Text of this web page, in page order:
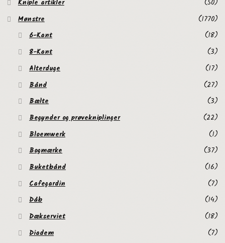
Kniple artikler
(50)
Mønstre
(1770)
6-Kant
(18)
8-Kant
(3)
Alterduge
(17)
Bånd
(27)
Bælte
(3)
Begynder og prøvekniplinger
(22)
Bloemwerk
(1)
Bogmærke
(37)
Buketbånd
(16)
Cafegardin
(7)
Dåb
(14)
Dækserviet
(18)
Diadem
(7)